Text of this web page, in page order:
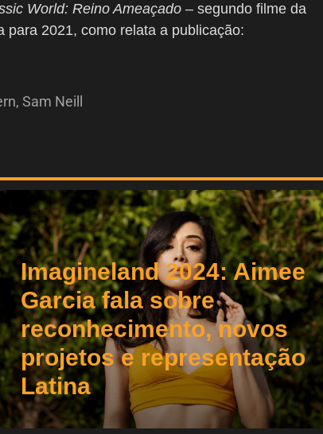
World: Reino Ameaçado – segundo filme da
2021, como relata a publicação:
, Sam Neill
Imagineland 2024: Aimee
Garcia fala sobre
reconhecimento, novos
projetos e representação
Latina